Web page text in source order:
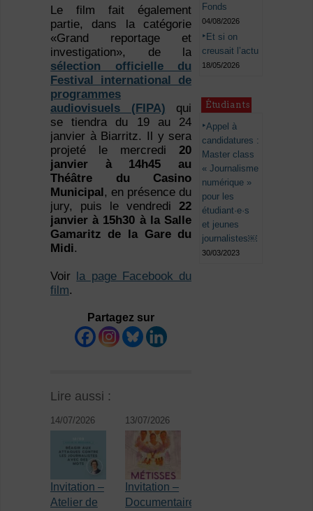
Le film fait également
partie, dans la catégorie
«Grand reportage et
investigation», de la
sélection officielle du
Festival international de
programmes
audiovisuels (FIPA)
qui
se tiendra du 19 au 24
janvier à Biarritz. Il y sera
projeté le mercredi20
janvier à 14h45 au
Théâtre du Casino
Municipal , en présence du
jury, puis le vendredi22
janvier à 15h30 à la Salle
Gamaritz de la Gare du
Midi.
Voir
la page Facebook du
film.
Partagez sur
Lire aussi :
14/07/2026
Invitation –
Atelier de
13/07/2026
Invitation –
Documentaire
Fonds
04/08/2026
Et si on
creusait l’actu
18/05/2026
Étudiants
Appel à
candidatures :
Master class
« Journalisme
numérique »
pour les
étudiant·e·s
et jeunes
journalistes￼
30/03/2023